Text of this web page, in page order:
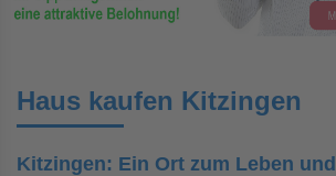
Haus kaufen Kitzingen
Kitzingen: Ein Ort zum Leben